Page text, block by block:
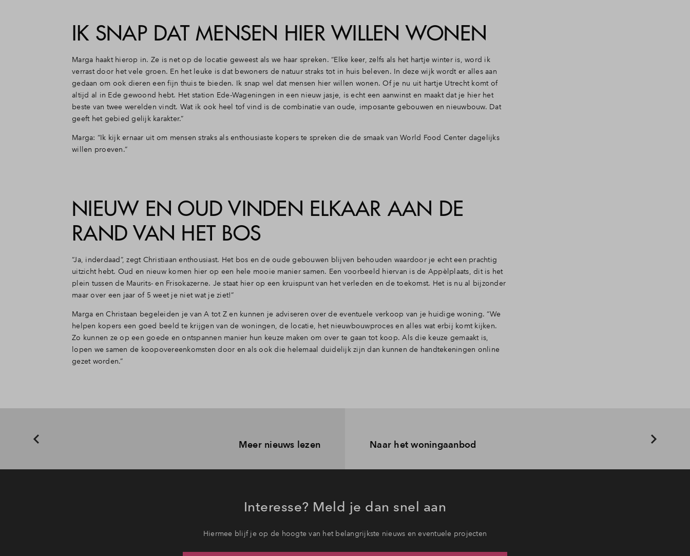
IK SNAP DAT MENSEN HIER WILLEN WONEN
Marga haakt hierop in. Ze is net op de locatie geweest als we haar spreken. “Elke keer, zelfs als het hartje winter is, word ik
verrast door het vele groen. En het leuke is dat bewoners de natuur straks tot in huis beleven. In deze wijk wordt er alles aan
gedaan om ook dieren een fijn thuis te bieden. Ik snap wel dat mensen hier willen wonen. Of je nu uit hartje Utrecht komt of
altijd al in Ede gewoond hebt. Het station Ede-Wageningen in een nieuw jasje, is echt een aanwinst en maakt dat je hier het
beste van twee werelden vindt. Wat ik ook heel tof vind is de combinatie van oude, imposante gebouwen en nieuwbouw. Dat
geeft het gebied gelijk karakter.”
Marga: “Ik kijk ernaar uit om mensen straks als enthousiaste kopers te spreken die de smaak van World Food Center dagelijks
willen proeven.”
NIEUW EN OUD VINDEN ELKAAR AAN DE
RAND VAN HET BOS
“Ja, inderdaad”, zegt Christiaan enthousiast. Het bos en de oude gebouwen blijven behouden waardoor je echt een prachtig
uitzicht hebt. Oud en nieuw komen hier op een hele mooie manier samen. Een voorbeeld hiervan is de Appèlplaats, dit is het
plein tussen de Maurits- en Frisokazerne. Je staat hier op een kruispunt van het verleden en de toekomst. Het is nu al bijzonder
maar over een jaar of 5 weet je niet wat je ziet!”
Marga en Christaan begeleiden je van A tot Z en kunnen je adviseren over de eventuele verkoop van je huidige woning. “We
helpen kopers een goed beeld te krijgen van de woningen, de locatie, het nieuwbouwproces en alles wat erbij komt kijken.
Zo kunnen ze op een goede en ontspannen manier hun keuze maken om over te gaan tot koop. Als die keuze gemaakt is,
lopen we samen de koopovereenkomsten door en als ook die helemaal duidelijk zijn dan kunnen de handtekeningen online
gezet worden.”
Meer nieuws lezen Naar het woningaanbod
Interesse? Meld je dan snel aan
Hiermee blijf je op de hoogte van het belangrijkste nieuws en eventuele projecten